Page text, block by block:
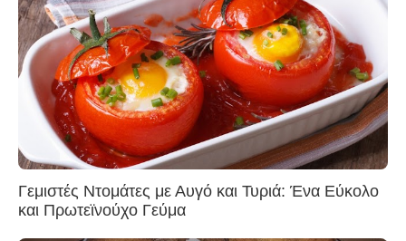
Γεμιστές Ντομάτες με Αυγό και Τυριά: Ένα Εύκολο
και Πρωτεϊνούχο Γεύμα